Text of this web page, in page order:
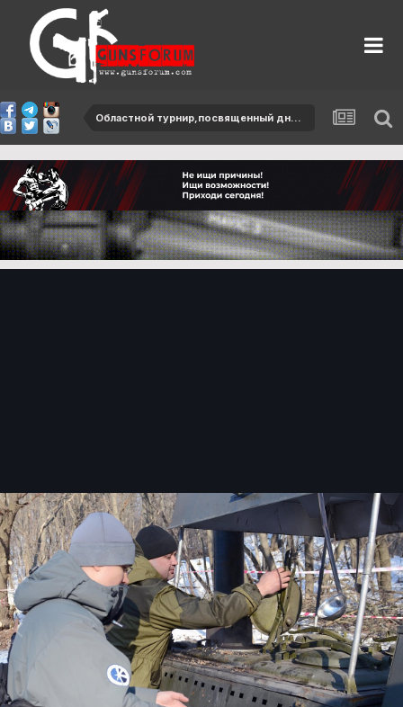
Областной турнир,посвященный дню защитников Отечества-2013